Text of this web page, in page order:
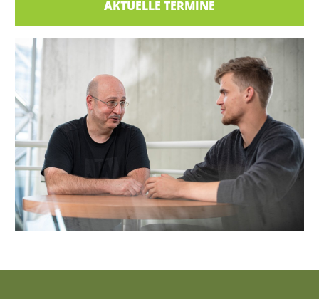
AKTUELLE TERMINE